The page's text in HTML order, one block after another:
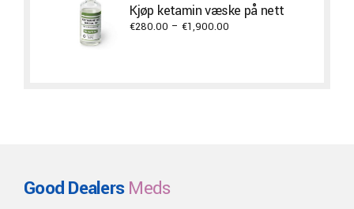
€5,300.00
Kjøp ketamin væske på nett
€280.00 – €1,900.00
Good DealersMeds